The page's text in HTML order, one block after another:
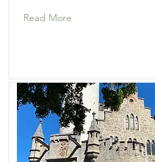
Read More